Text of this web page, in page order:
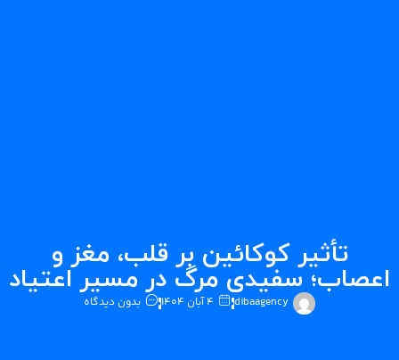
تأثیر کوکائین بر قلب، مغز و
سفیدی مرگ در مسیر اعتیاد
dibaagency ۴ آبان ۱۴۰۴ بدون دیدگاه